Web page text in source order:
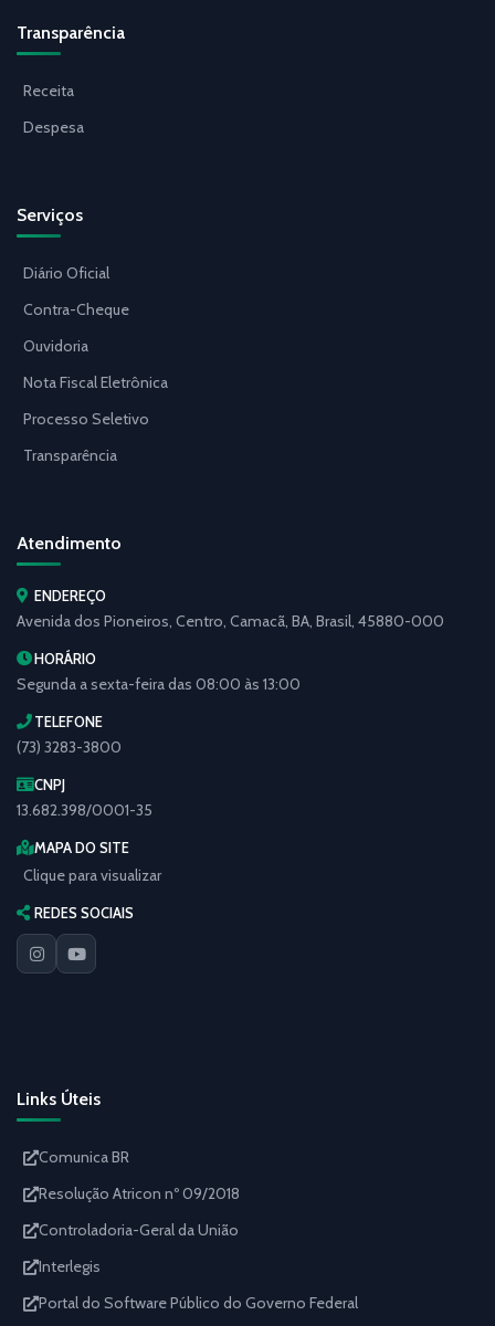
Transparência
Receita
Despesa
Serviços
Diário Oficial
Contra-Cheque
Ouvidoria
Nota Fiscal Eletrônica
Processo Seletivo
Transparência
Atendimento
ENDEREÇO
Avenida dos Pioneiros, Centro, Camacã, BA, Brasil, 45880-000
HORÁRIO
Segunda a sexta-feira das 08:00 às 13:00
TELEFONE
(73) 3283-3800
CNPJ
13.682.398/0001-35
MAPA DO SITE
Clique para visualizar
REDES SOCIAIS
Links Úteis
Comunica BR
Resolução Atricon nº 09/2018
Controladoria-Geral da União
Interlegis
Portal do Software Público do Governo Federal